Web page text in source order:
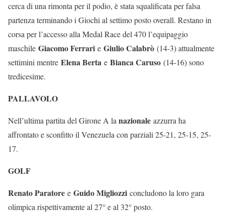
cerca di una rimonta per il podio, è stata squalificata per falsa
partenza terminando i Giochi al settimo posto overall. Restano in
corsa per l’accesso alla Medal Race del 470 l’equipaggio
maschile Giacomo Ferrari e Giulio Calabrò (14-3) attualmente
settimini mentre Elena Berta e Bianca Caruso (14-16) sono
tredicesime.
PALLAVOLO
Nell’ultima partita del Girone A la nazionale azzurra ha
affrontato e sconfitto il Venezuela con parziali 25-21, 25-15, 25-
17.
GOLF
Renato Paratore e Guido Migliozzi concludono la loro gara
olimpica rispettivamente al 27° e al 32° posto.